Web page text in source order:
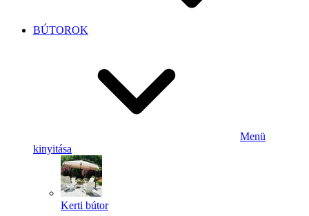
BÚTOROK
Menü
kinyitása
Kerti bútor